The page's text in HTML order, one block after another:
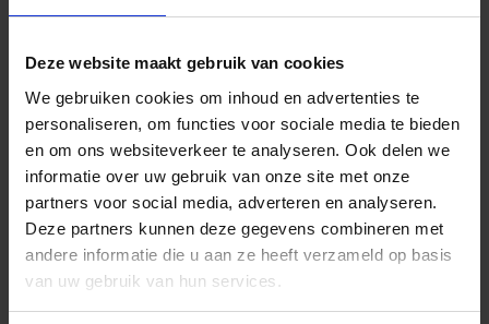
Deze website maakt gebruik van cookies
We gebruiken cookies om inhoud en advertenties te
personaliseren, om functies voor sociale media te bieden
en om ons websiteverkeer te analyseren. Ook delen we
informatie over uw gebruik van onze site met onze
partners voor social media, adverteren en analyseren.
Deze partners kunnen deze gegevens combineren met
andere informatie die u aan ze heeft verzameld op basis
van uw gebruik van hun services.